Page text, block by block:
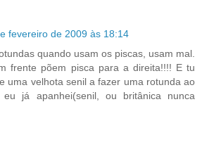
fevereiro de 2009 às 18:14
quando usam os piscas, usam mal.
frente põem pisca para a direita!!!! E tu
uma velhota senil a fazer uma rotunda ao
eu já apanhei(senil, ou britânica nunca